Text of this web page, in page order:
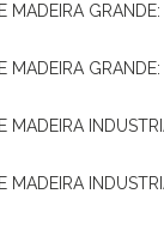
MADEIRA
MADEIRA
MADEIRA
MADEIRA